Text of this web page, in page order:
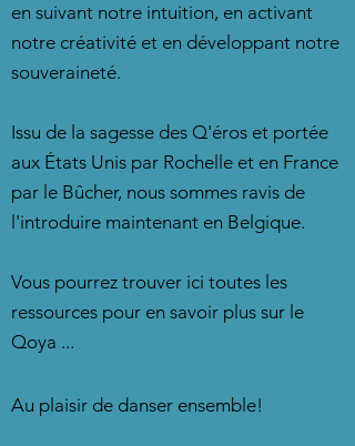
en suivant notre intuition, en activant
notre créativité et en développant notre
souveraineté.
Issu de la sagesse des Q'éros et portée
aux États Unis par Rochelle et en France
par le Bûcher, nous sommes ravis de
l'introduire maintenant en Belgique.
Vous pourrez trouver ici toutes les
ressources pour en savoir plus sur le
Qoya ...
Au plaisir de danser ensemble!